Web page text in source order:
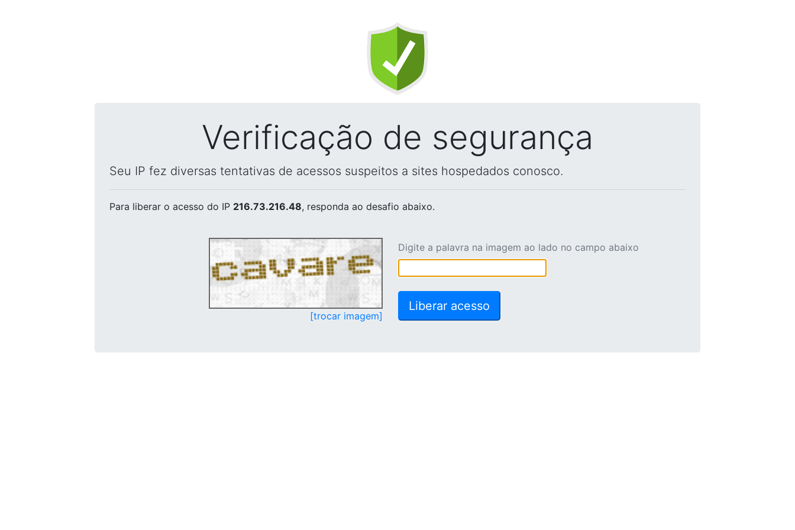
Verificação de segurança
Seu IP fez diversas tentativas de acessos suspeitos a sites hospedados conosco.
Para liberar o acesso do IP 216.73.216.48, responda ao desafio abaixo.
[trocar imagem]
Digite a palavra na imagem ao lado no campo abaixo